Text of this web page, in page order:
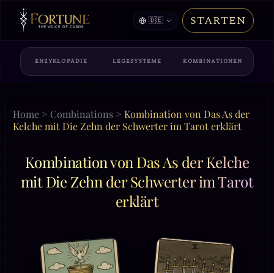
🇩🇪 STARTEN
ENZYKLOPÄDIE LEGESYSTEME KOMBINATIONEN
Home > Combinations > Kombination von Das As der
Kelche mit Die Zehn der Schwerter im Tarot erklärt
Kombination von Das As der Kelche
mit Die Zehn der Schwerter im Tarot
erklärt